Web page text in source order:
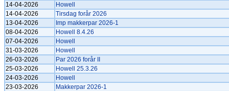
14-04-2026
Howell
14-04-2026
Tirsdag forår 2026
13-04-2026
Imp makkerpar 2026-1
08-04-2026
Howell 8.4.26
07-04-2026
Howell
31-03-2026
Howell
26-03-2026
Par 2026 forår II
25-03-2026
Howell 25.3.26
24-03-2026
Howell
23-03-2026
Makkerpar 2026-1